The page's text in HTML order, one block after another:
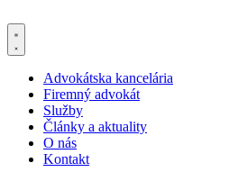
na
obsah
Advokátska kancelária
Firemný advokát
Služby
Články a aktuality
O nás
Kontakt